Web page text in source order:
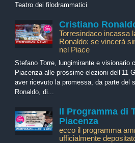
Teatro dei filodrammatici
Cristiano
Torresindaco incassa
Ronaldo: se vincerà
nel Piace
Stefano Torre, lungimirante e visionario
Piacenza alle prossime elezioni dell’11
aver ricevuto la promessa, da parte del
Ronaldo, di...
Il Programma di
Piacenza
ecco il programma
ufficialmente